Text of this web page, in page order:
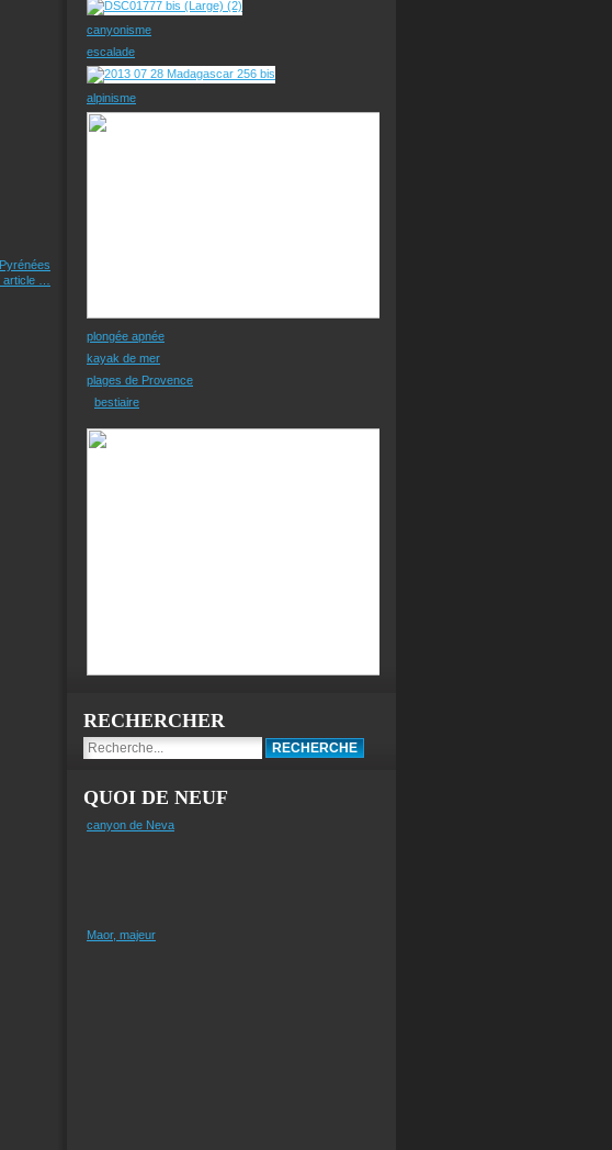
article
canyonisme
escalade
alpinisme
plongée apnée
kayak de mer
plages de Provence
bestiaire
RECHERCHER
QUOI DE NEUF
canyon de Neva
Maor, majeur